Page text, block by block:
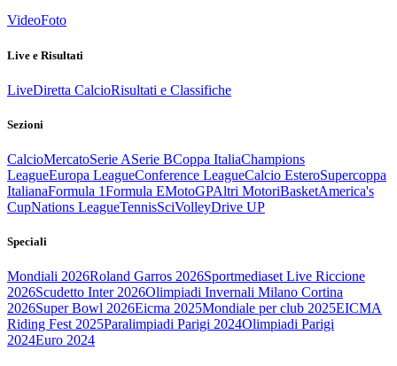
VideoFoto
Live e Risultati
LiveDiretta CalcioRisultati e Classifiche
Sezioni
CalcioMercatoSerie ASerie BCoppa ItaliaChampions
LeagueEuropa LeagueConference LeagueCalcio EsteroSupercoppa
ItalianaFormula 1Formula EMotoGPAltri MotoriBasketAmerica's
CupNations LeagueTennisSciVolleyDrive UP
Speciali
Mondiali 2026Roland Garros 2026Sportmediaset Live Riccione
2026Scudetto Inter 2026Olimpiadi Invernali Milano Cortina
2026Super Bowl 2026Eicma 2025Mondiale per club 2025EICMA
Riding Fest 2025Paralimpiadi Parigi 2024Olimpiadi Parigi
2024Euro 2024